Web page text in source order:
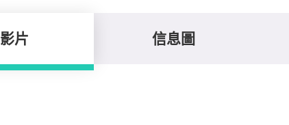
影片 信息圖